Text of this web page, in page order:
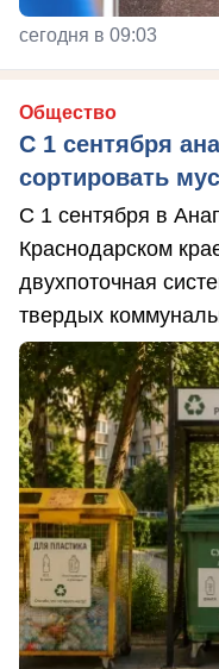
сегодня в 09:03
Общество
С 1 сентября
сортировать
С 1 сентября в
Краснодарском
двухпоточная
твердых